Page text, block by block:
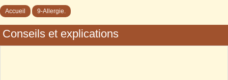
Accueil 9-Allergie.
Conseils et explications